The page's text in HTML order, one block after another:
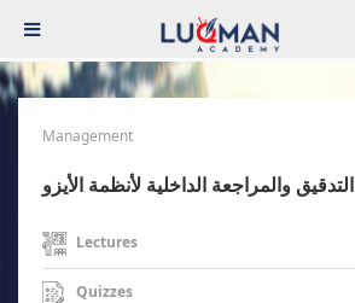
Management
التدقيق والمراجعة الداخلية لأنظمة الأيزو
Lectures
Quizzes